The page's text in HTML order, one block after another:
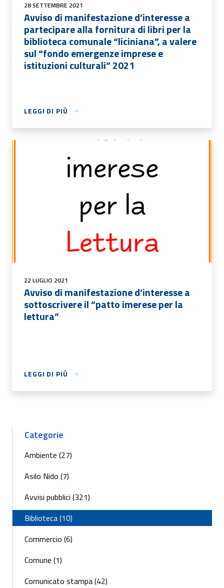
28 SETTEMBRE 2021
Avviso di manifestazione d’interesse a
partecipare alla fornitura di libri per la
biblioteca comunale “liciniana”, a valere
sul “fondo emergenze imprese e
istituzioni culturali” 2021
LEGGI DI PIÙ
22 LUGLIO 2021
Avviso di manifestazione d’interesse a
sottoscrivere il “patto imerese per la
lettura”
LEGGI DI PIÙ
Categorie
Ambiente (27)
Asilo Nido (7)
Avvisi pubblici (321)
Biblioteca (10)
Commercio (6)
Comune (1)
Comunicato stampa (42)